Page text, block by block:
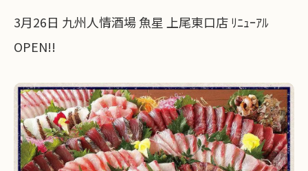
3月26日 九州人情酒場 魚星 上尾東口店 ﾘﾆｭｰｱﾙ
OPEN!!